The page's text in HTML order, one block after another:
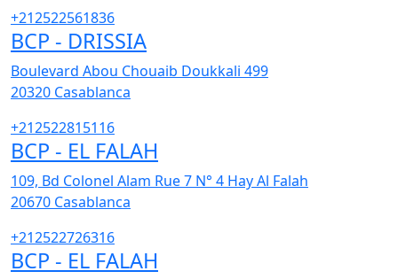
+212522561836
BCP - DRISSIA
Boulevard Abou Chouaib Doukkali 499
20320 Casablanca
+212522815116
BCP - EL FALAH
109, Bd Colonel Alam Rue 7 N° 4 Hay Al Falah
20670 Casablanca
+212522726316
BCP - EL FALAH